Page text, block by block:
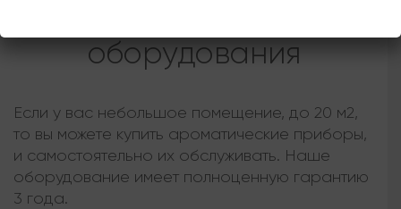
оборудования
Если у вас небольшое помещение, до 20 м2,
то вы можете купить ароматические приборы,
и самостоятельно их обслуживать. Наше
оборудование имеет полноценную гарантию
3 года.